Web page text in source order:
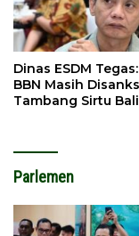
Dinas ESDM
BBN Masih
Tambang Sirtu
Parlemen